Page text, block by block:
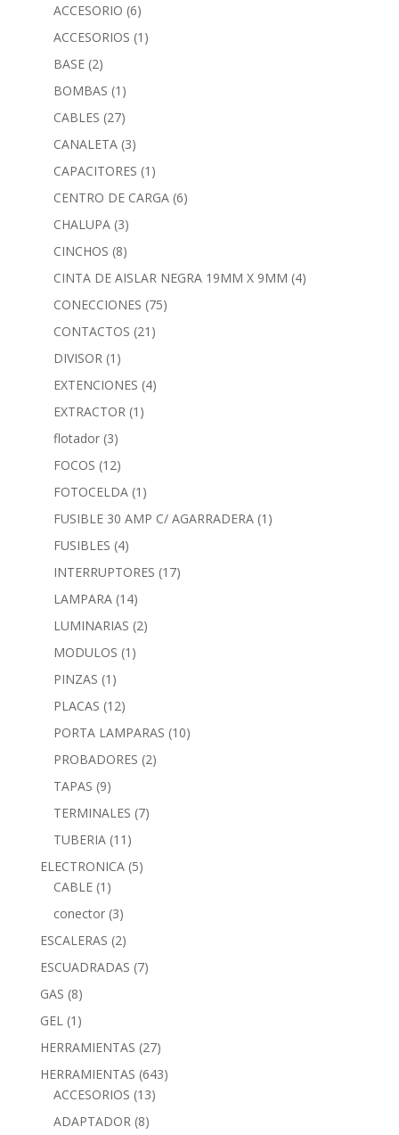
ACCESORIO (6)
ACCESORIOS (1)
BASE (2)
BOMBAS (1)
CABLES (27)
CANALETA (3)
CAPACITORES (1)
CENTRO DE CARGA (6)
CHALUPA (3)
CINCHOS (8)
CINTA DE AISLAR NEGRA 19MM X 9MM (4)
CONECCIONES (75)
CONTACTOS (21)
DIVISOR (1)
EXTENCIONES (4)
EXTRACTOR (1)
flotador (3)
FOCOS (12)
FOTOCELDA (1)
FUSIBLE 30 AMP C/ AGARRADERA (1)
FUSIBLES (4)
INTERRUPTORES (17)
LAMPARA (14)
LUMINARIAS (2)
MODULOS (1)
PINZAS (1)
PLACAS (12)
PORTA LAMPARAS (10)
PROBADORES (2)
TAPAS (9)
TERMINALES (7)
TUBERIA (11)
ELECTRONICA (5)
CABLE (1)
conector (3)
ESCALERAS (2)
ESCUADRADAS (7)
GAS (8)
GEL (1)
HERRAMIENTAS (27)
HERRAMIENTAS (643)
ACCESORIOS (13)
ADAPTADOR (8)